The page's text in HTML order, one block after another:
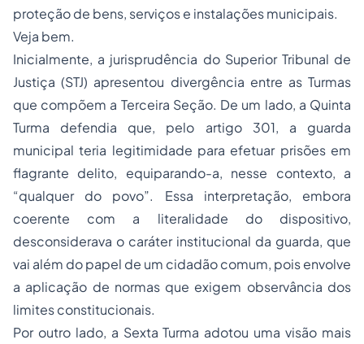
proteção de bens, serviços e instalações municipais.
Veja bem.
Inicialmente, a jurisprudência do Superior Tribunal de
Justiça (STJ) apresentou divergência entre as Turmas
que compõem a Terceira Seção. De um lado, a Quinta
Turma defendia que, pelo artigo 301, a guarda
municipal teria legitimidade para efetuar prisões em
flagrante delito, equiparando-a, nesse contexto, a
“qualquer do povo”. Essa interpretação, embora
coerente com a literalidade do dispositivo,
desconsiderava o caráter institucional da guarda, que
vai além do papel de um cidadão comum, pois envolve
a aplicação de normas que exigem observância dos
limites constitucionais.
Por outro lado, a Sexta Turma adotou uma visão mais